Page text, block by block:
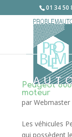
01 34 50
Peugeot
moteur
par Webmaster
Les véhicules
qui possèdent